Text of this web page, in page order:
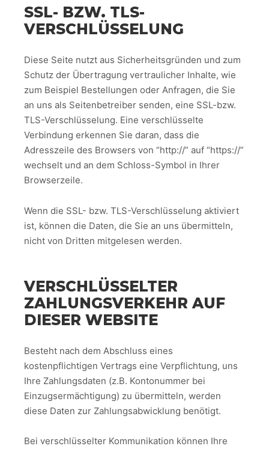
SSL- BZW. TLS-
VERSCHLÜSSELUNG
Diese Seite nutzt aus Sicherheitsgründen und zum
Schutz der Übertragung vertraulicher Inhalte, wie
zum Beispiel Bestellungen oder Anfragen, die Sie
an uns als Seitenbetreiber senden, eine SSL-bzw.
TLS-Verschlüsselung. Eine verschlüsselte
Verbindung erkennen Sie daran, dass die
Adresszeile des Browsers von “http://” auf “https://”
wechselt und an dem Schloss-Symbol in Ihrer
Browserzeile.
Wenn die SSL- bzw. TLS-Verschlüsselung aktiviert
ist, können die Daten, die Sie an uns übermitteln,
nicht von Dritten mitgelesen werden.
VERSCHLÜSSELTER
ZAHLUNGSVERKEHR AUF
DIESER WEBSITE
Besteht nach dem Abschluss eines
kostenpflichtigen Vertrags eine Verpflichtung, uns
Ihre Zahlungsdaten (z.B. Kontonummer bei
Einzugsermächtigung) zu übermitteln, werden
diese Daten zur Zahlungsabwicklung benötigt.
Bei verschlüsselter Kommunikation können Ihre